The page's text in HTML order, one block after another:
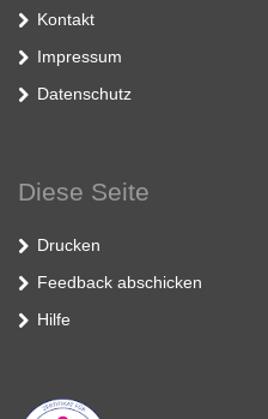
Kontakt
Impressum
Datenschutz
Diese Seite
Drucken
Feedback abschicken
Hilfe